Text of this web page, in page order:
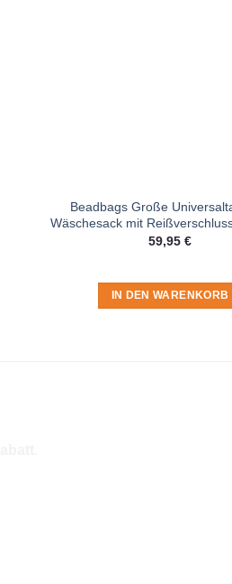
Beadbags Große
Wäschesack mit
59,95 €
IN DEN WARENKORB